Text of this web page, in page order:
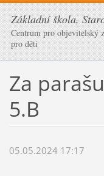
Základní škola,
Centrum pro objevitelský
pro děti
Za
5.B
05.05.2024 17:17